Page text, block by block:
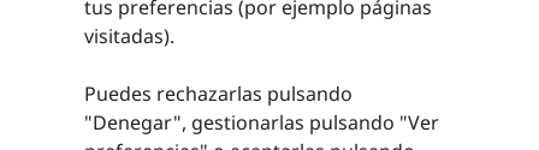
tus preferencias (por ejemplo páginas
visitadas).
Puedes rechazarlas pulsando
"Denegar", gestionarlas pulsando "Ver
PRODUCTOS RELACIONADOS